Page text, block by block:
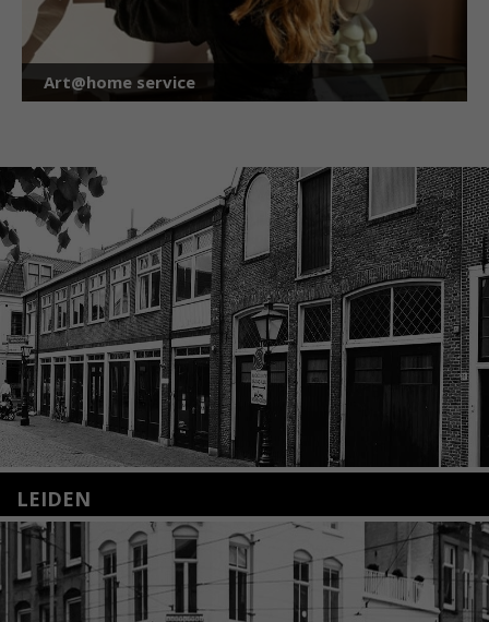
Art@home service
LEIDEN
Nieuwstraat 35
2312 KA Leiden
+31(0)71 – 52 84 480
info@kunsthuisleiden.nl